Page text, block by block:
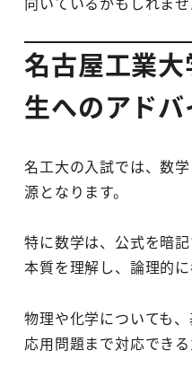
名古屋工業
生へのアドバ
名工大の入試では、数
源となります。
特に数学は、公式を暗
本質を理解し、論理的
物理や化学についても
応用問題まで対応でき